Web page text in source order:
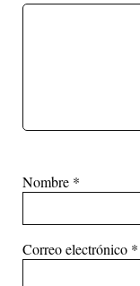
Nombre *
Correo electrónico *